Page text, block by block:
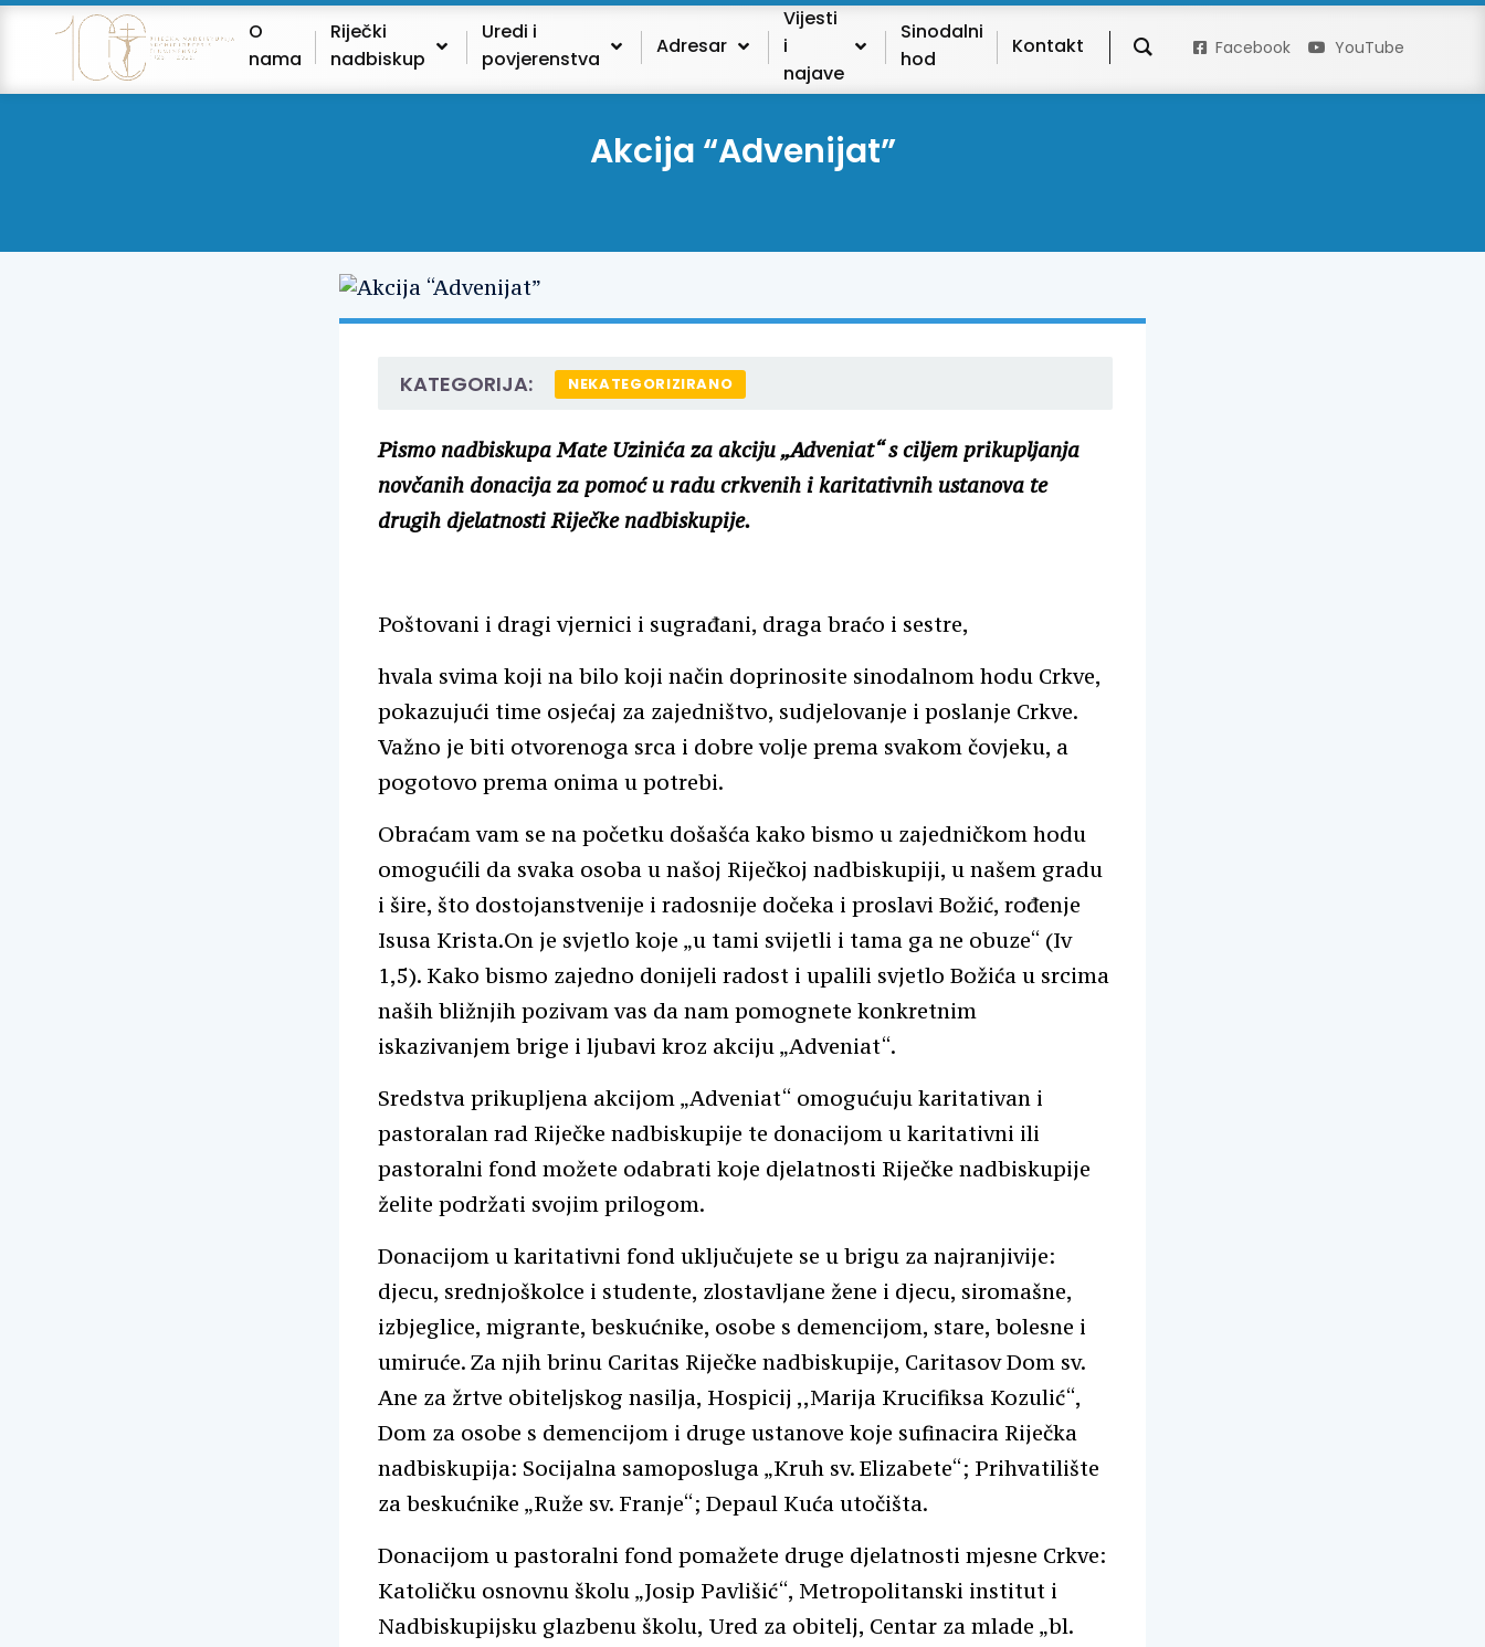
O
nama
Riječki
nadbiskup
Uredi i
povjerenstva
Adresar
Vijesti
i
najave
Sinodalni
hod
Kontakt Facebook YouTube
Akcija “Advenijat”
KATEGORIJA: NEKATEGORIZIRANO
Pismo nadbiskupa Mate Uzinića za akciju „Adveniat“ s ciljem prikupljanja
novčanih donacija za pomoć u radu crkvenih i karitativnih ustanova te
drugih djelatnosti Riječke nadbiskupije.
Poštovani i dragi vjernici i sugrađani, draga braćo i sestre,
hvala svima koji na bilo koji način doprinosite sinodalnom hodu Crkve,
pokazujući time osjećaj za zajedništvo, sudjelovanje i poslanje Crkve.
Važno je biti otvorenoga srca i dobre volje prema svakom čovjeku, a
pogotovo prema onima u potrebi.
Obraćam vam se na početku došašća kako bismo u zajedničkom hodu
omogućili da svaka osoba u našoj Riječkoj nadbiskupiji, u našem gradu
i šire, što dostojanstvenije i radosnije dočeka i proslavi Božić, rođenje
Isusa Krista.On je svjetlo koje „u tami svijetli i tama ga ne obuze“ (Iv
1,5). Kako bismo zajedno donijeli radost i upalili svjetlo Božića u srcima
naših bližnjih pozivam vas da nam pomognete konkretnim
iskazivanjem brige i ljubavi kroz akciju „Adveniat“.
Sredstva prikupljena akcijom „Adveniat“ omogućuju karitativan i
pastoralan rad Riječke nadbiskupije te donacijom u karitativni ili
pastoralni fond možete odabrati koje djelatnosti Riječke nadbiskupije
želite podržati svojim prilogom.
Donacijom u karitativni fond uključujete se u brigu za najranjivije:
djecu, srednjoškolce i studente, zlostavljane žene i djecu, siromašne,
izbjeglice, migrante, beskućnike, osobe s demencijom, stare, bolesne i
umiruće. Za njih brinu Caritas Riječke nadbiskupije, Caritasov Dom sv.
Ane za žrtve obiteljskog nasilja, Hospicij ,,Marija Krucifiksa Kozulić“,
Dom za osobe s demencijom i druge ustanove koje sufinacira Riječka
nadbiskupija: Socijalna samoposluga „Kruh sv. Elizabete“; Prihvatilište
za beskućnike „Ruže sv. Franje“; Depaul Kuća utočišta.
Donacijom u pastoralni fond pomažete druge djelatnosti mjesne Crkve:
Katoličku osnovnu školu „Josip Pavlišić“, Metropolitanski institut i
Nadbiskupijsku glazbenu školu, Ured za obitelj, Centar za mlade „bl.